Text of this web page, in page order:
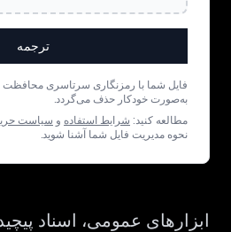
ترجمه
فایل شما با رمزنگاری سرتاسری
به‌صورت خودکار حذف می‌گردد.
مطالعه کنید: شرایط استفاده و سیاست
نحوه مدیریت فایل شما آشنا شوید.
ابزارهای عمومی، اسناد